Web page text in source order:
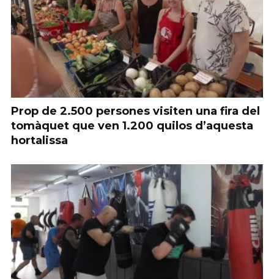
Prop de 2.500 persones visiten una fira del
tomàquet que ven 1.200 quilos d’aquesta
hortalissa